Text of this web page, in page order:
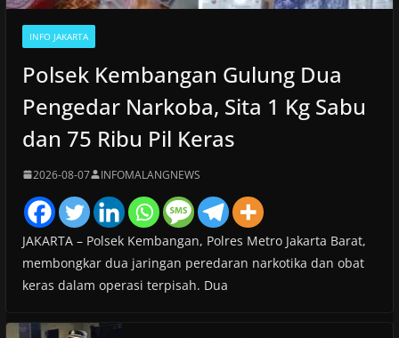
INFO JAKARTA
Polsek Kembangan Gulung Dua
Pengedar Narkoba, Sita 1 Kg Sabu
dan 75 Ribu Pil Keras
2026-08-07 INFOMALANGNEWS
JAKARTA – Polsek Kembangan, Polres Metro Jakarta Barat,
membongkar dua jaringan peredaran narkotika dan obat
keras dalam operasi terpisah. Dua